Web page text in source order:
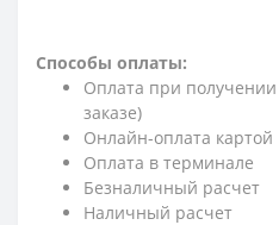
Способы оплаты:
Оплата при
заказе)
Онлайн-оплата картой
Оплата в терминале
Безналичный расчет
Наличный расчет